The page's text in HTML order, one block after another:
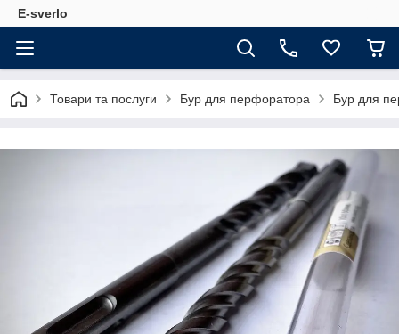
E-sverlo
Товари та послуги Бур для перфоратора Бур для